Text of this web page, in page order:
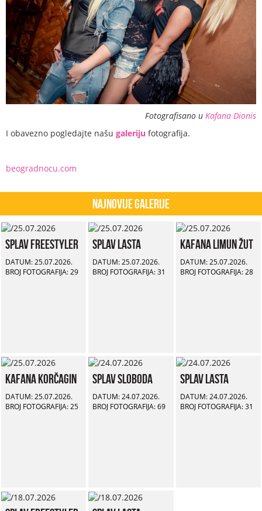
Fotografisano u Kafana Dionis
I obavezno pogledajte našu galeriju fotografija.
beogradnocu.com
Najnovije Galerije
Splav Freestyler
DATUM: 25.07.2026.
BROJ FOTOGRAFIJA: 29
Splav Lasta
DATUM: 25.07.2026.
BROJ FOTOGRAFIJA: 31
Kafana Limun Žut
DATUM: 25.07.2026.
BROJ FOTOGRAFIJA: 28
Kafana Korčagin
DATUM: 25.07.2026.
BROJ FOTOGRAFIJA: 25
Splav Sloboda
DATUM: 24.07.2026.
BROJ FOTOGRAFIJA: 69
Splav Lasta
DATUM: 24.07.2026.
BROJ FOTOGRAFIJA: 31